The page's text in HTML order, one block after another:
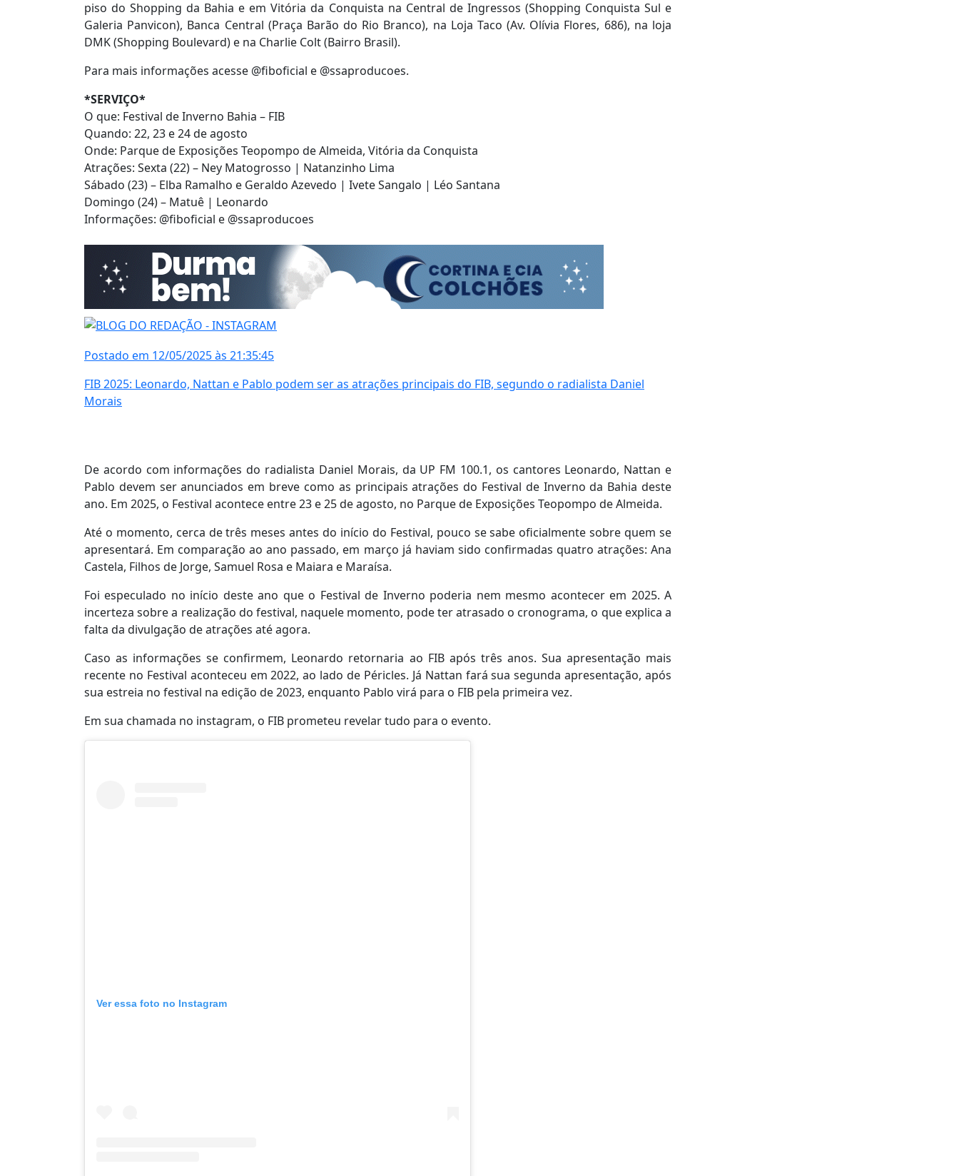
piso do Shopping da Bahia e em Vitória da Conquista na Central de Ingressos (Shopping Conquista Sul e
Galeria Panvicon), Banca Central (Praça Barão do Rio Branco), na Loja Taco (Av. Olívia Flores, 686), na loja
DMK (Shopping Boulevard) e na Charlie Colt (Bairro Brasil).
Para mais informações acesse @fiboficial e @ssaproducoes.
*SERVIÇO*
O que: Festival de Inverno Bahia – FIB
Quando: 22, 23 e 24 de agosto
Onde: Parque de Exposições Teopompo de Almeida, Vitória da Conquista
Atrações: Sexta (22) – Ney Matogrosso | Natanzinho Lima
Sábado (23) – Elba Ramalho e Geraldo Azevedo | Ivete Sangalo | Léo Santana
Domingo (24) – Matuê | Leonardo
Informações: @fiboficial e @ssaproducoes
Postado em 12/05/2025 às 21:35:45
FIB 2025: Leonardo, Nattan e Pablo podem ser as atrações principais do FIB, segundo o radialista Daniel
Morais
De acordo com informações do radialista Daniel Morais, da UP FM 100.1, os cantores Leonardo, Nattan e
Pablo devem ser anunciados em breve como as principais atrações do Festival de Inverno da Bahia deste
ano. Em 2025, o Festival acontece entre 23 e 25 de agosto, no Parque de Exposições Teopompo de Almeida.
Até o momento, cerca de três meses antes do início do Festival, pouco se sabe oficialmente sobre quem se
apresentará. Em comparação ao ano passado, em março já haviam sido confirmadas quatro atrações: Ana
Castela, Filhos de Jorge, Samuel Rosa e Maiara e Maraísa.
Foi especulado no início deste ano que o Festival de Inverno poderia nem mesmo acontecer em 2025. A
incerteza sobre a realização do festival, naquele momento, pode ter atrasado o cronograma, o que explica a
falta da divulgação de atrações até agora.
Caso as informações se confirmem, Leonardo retornaria ao FIB após três anos. Sua apresentação mais
recente no Festival aconteceu em 2022, ao lado de Péricles. Já Nattan fará sua segunda apresentação, após
sua estreia no festival na edição de 2023, enquanto Pablo virá para o FIB pela primeira vez.
Em sua chamada no instagram, o FIB prometeu revelar tudo para o evento.
Ver essa foto no Instagram